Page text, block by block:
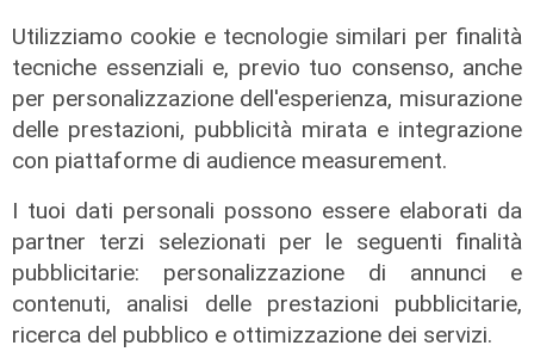
Utilizziamo cookie e tecnologie similari per finalità
tecniche essenziali e, previo tuo consenso, anche
per personalizzazione dell'esperienza, misurazione
delle prestazioni, pubblicità mirata e integrazione
con piattaforme di audience measurement.
I tuoi dati personali possono essere elaborati da
partner terzi selezionati per le seguenti finalità
pubblicitarie: personalizzazione di annunci e
contenuti, analisi delle prestazioni pubblicitarie,
ricerca del pubblico e ottimizzazione dei servizi.
La condivisione